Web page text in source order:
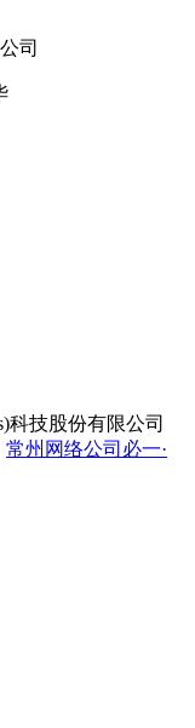
科技股份有限公司
常州网络公司必一·